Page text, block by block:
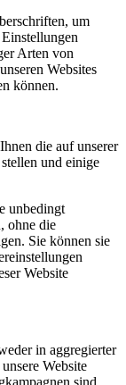
um
Arten von
Websites
können.
die auf unserer
und einige
unbedingt
ohne die
Sie können sie
Website
in aggregierter
Website
sind,